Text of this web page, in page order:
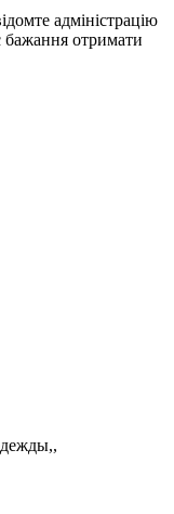
адміністрацію
бажання отримати